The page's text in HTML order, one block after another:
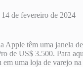
14 de fevereiro de 2024
Apple têm uma janela
de US$ 3.500. Para
uma loja de varejo na